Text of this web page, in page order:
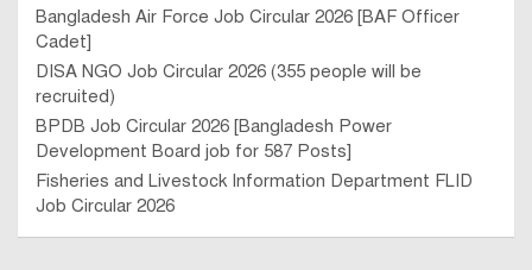
Bangladesh Air Force Job Circular 2026 [BAF Officer
Cadet]
DISA NGO Job Circular 2026 (355 people will be
recruited)
BPDB Job Circular 2026 [Bangladesh Power
Development Board job for 587 Posts]
Fisheries and Livestock Information Department FLID
Job Circular 2026